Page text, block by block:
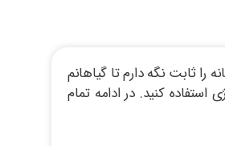
ثابت نگه دارم تا گیاهانم
کنید. در ادامه تمام